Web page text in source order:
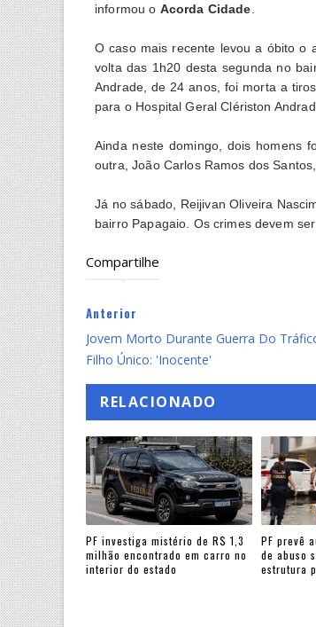
informou o Acorda Cidade
O caso mais recente levou a óbito o
volta das 1h20 desta segunda no
Andrade, de 24 anos, foi morta a
para o Hospital Geral Clériston
Ainda neste domingo, dois homens
outra, João Carlos Ramos dos
Já no sábado, Reijivan Oliveira
bairro Papagaio. Os crimes devem
Compartilhe
Anterior
Jovem Morto Durante Guerra Do
Filho Único: 'inocente'
RELACIONADO
PF investiga mistério de R$ 1,3
milhão encontrado em carro no
interior do estado
PF prevê
de abuso
estrutura